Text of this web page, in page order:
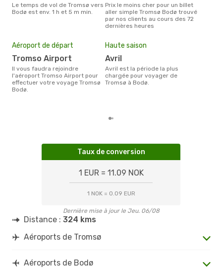
Le temps de vol de Tromsø vers
Bodø est env. 1 h et 5 m min.
Prix le moins cher pour un billet
aller simple Tromsø Bodø trouvé
par nos clients au cours des 72
dernières heures
Aéroport de départ
Tromso Airport
Il vous faudra rejoindre
l'aéroport Tromso Airport pour
effectuer votre voyage Tromsø
Bodø.
Haute saison
avril
avril est la période la plus
chargée pour voyager de
Tromsø à Bodø.
Taux de conversion
1 EUR = 11.09 NOK
1 NOK = 0.09 EUR
Dernière mise à jour le Jeu. 06/08
Distance : 324 kms
Aéroports de Tromsø
Aéroports de Bodø